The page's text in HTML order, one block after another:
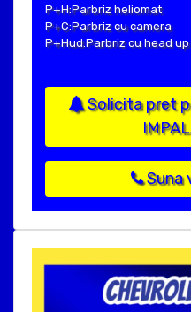
P+H:Parbriz heliomat
P+C:Parbriz cu camera
P+Hud:Parbriz cu head
Solicita pret
Suna